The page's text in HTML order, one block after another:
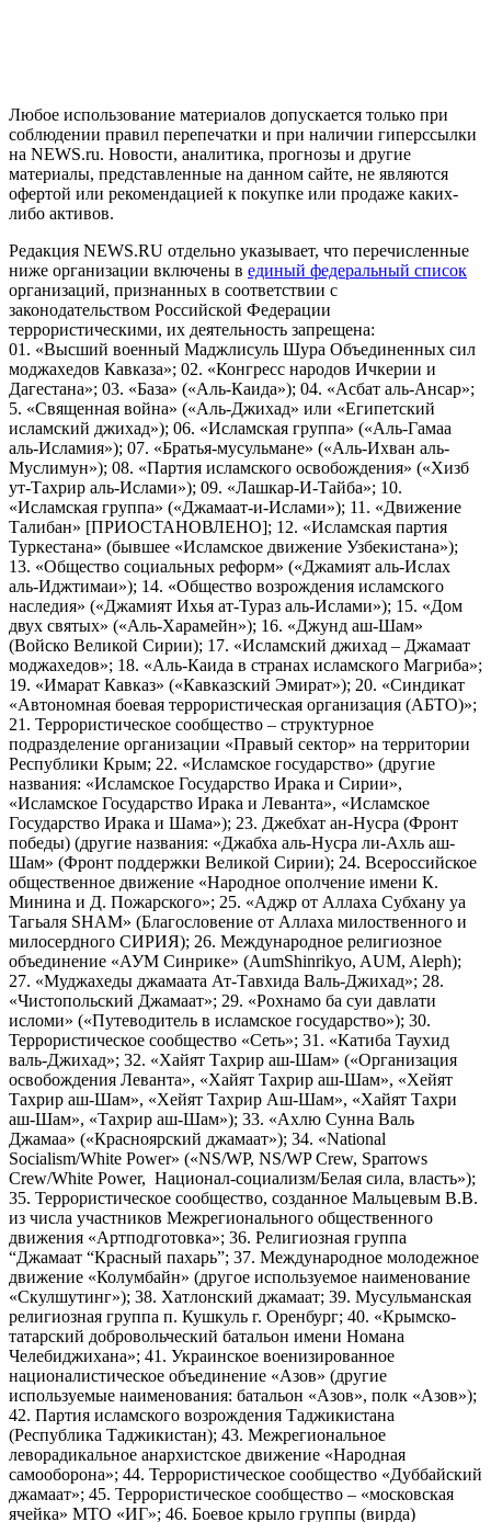
Любое использование материалов допускается только при
соблюдении правил перепечатки и при наличии гиперссылки
на NEWS.ru. Новости, аналитика, прогнозы и другие
материалы, представленные на данном сайте, не являются
офертой или рекомендацией к покупке или продаже каких-
либо активов.
Редакция NEWS.RU отдельно указывает, что перечисленные
ниже организации включены в единый федеральный список
организаций, признанных в соответствии с
законодательством Российской Федерации
террористическими, их деятельность запрещена:
01. «Высший военный Маджлисуль Шура Объединенных сил
моджахедов Кавказа»; 02. «Конгресс народов Ичкерии и
Дагестана»; 03. «База» («Аль-Каида»); 04. «Асбат аль-Ансар»;
5. «Священная война» («Аль-Джихад» или «Египетский
исламский джихад»); 06. «Исламская группа» («Аль-Гамаа
аль-Исламия»); 07. «Братья-мусульмане» («Аль-Ихван аль-
Муслимун»); 08. «Партия исламского освобождения» («Хизб
ут-Тахрир аль-Ислами»); 09. «Лашкар-И-Тайба»; 10.
«Исламская группа» («Джамаат-и-Ислами»); 11. «Движение
Талибан» [ПРИОСТАНОВЛЕНО]; 12. «Исламская партия
Туркестана» (бывшее «Исламское движение Узбекистана»);
13. «Общество социальных реформ» («Джамият аль-Ислах
аль-Иджтимаи»); 14. «Общество возрождения исламского
наследия» («Джамият Ихья ат-Тураз аль-Ислами»); 15. «Дом
двух святых» («Аль-Харамейн»); 16. «Джунд аш-Шам»
(Войско Великой Сирии); 17. «Исламский джихад – Джамаат
моджахедов»; 18. «Аль-Каида в странах исламского Магриба»;
19. «Имарат Кавказ» («Кавказский Эмират»); 20. «Синдикат
«Автономная боевая террористическая организация (АБТО)»;
21. Террористическое сообщество – структурное
подразделение организации «Правый сектор» на территории
Республики Крым; 22. «Исламское государство» (другие
названия: «Исламское Государство Ирака и Сирии»,
«Исламское Государство Ирака и Леванта», «Исламское
Государство Ирака и Шама»); 23. Джебхат ан-Нусра (Фронт
победы) (другие названия: «Джабха аль-Нусра ли-Ахль аш-
Шам» (Фронт поддержки Великой Сирии); 24. Всероссийское
общественное движение «Народное ополчение имени К.
Минина и Д. Пожарского»; 25. «Аджр от Аллаха Субхану уа
Тагьаля SHAM» (Благословение от Аллаха милоственного и
милосердного СИРИЯ); 26. Международное религиозное
объединение «АУМ Синрике» (AumShinrikyo, AUM, Aleph);
27. «Муджахеды джамаата Ат-Тавхида Валь-Джихад»; 28.
«Чистопольский Джамаат»; 29. «Рохнамо ба суи давлати
исломи» («Путеводитель в исламское государство»); 30.
Террористическое сообщество «Сеть»; 31. «Катиба Таухид
валь-Джихад»; 32. «Хайят Тахрир аш-Шам» («Организация
освобождения Леванта», «Хайят Тахрир аш-Шам», «Хейят
Тахрир аш-Шам», «Хейят Тахрир Аш-Шам», «Хайят Тахри
аш-Шам», «Тахрир аш-Шам»); 33. «Ахлю Сунна Валь
Джамаа» («Красноярский джамаат»); 34. «National
Socialism/White Power» («NS/WP, NS/WP Crew, Sparrows
Crew/White Power, Национал-социализм/Белая сила, власть»);
35. Террористическое сообщество, созданное Мальцевым В.В.
из числа участников Межрегионального общественного
движения «Артподготовка»; 36. Религиозная группа
“Джамаат “Красный пахарь”; 37. Международное молодежное
движение «Колумбайн» (другое используемое наименование
«Скулшутинг»); 38. Хатлонский джамаат; 39. Мусульманская
религиозная группа п. Кушкуль г. Оренбург; 40. «Крымско-
татарский добровольческий батальон имени Номана
Челебиджихана»; 41. Украинское военизированное
националистическое объединение «Азов» (другие
используемые наименования: батальон «Азов», полк «Азов»);
42. Партия исламского возрождения Таджикистана
(Республика Таджикистан); 43. Межрегиональное
леворадикальное анархистское движение «Народная
самооборона»; 44. Террористическое сообщество «Дуббайский
джамаат»; 45. Террористическое сообщество – «московская
ячейка» МТО «ИГ»; 46. Боевое крыло группы (вирда)